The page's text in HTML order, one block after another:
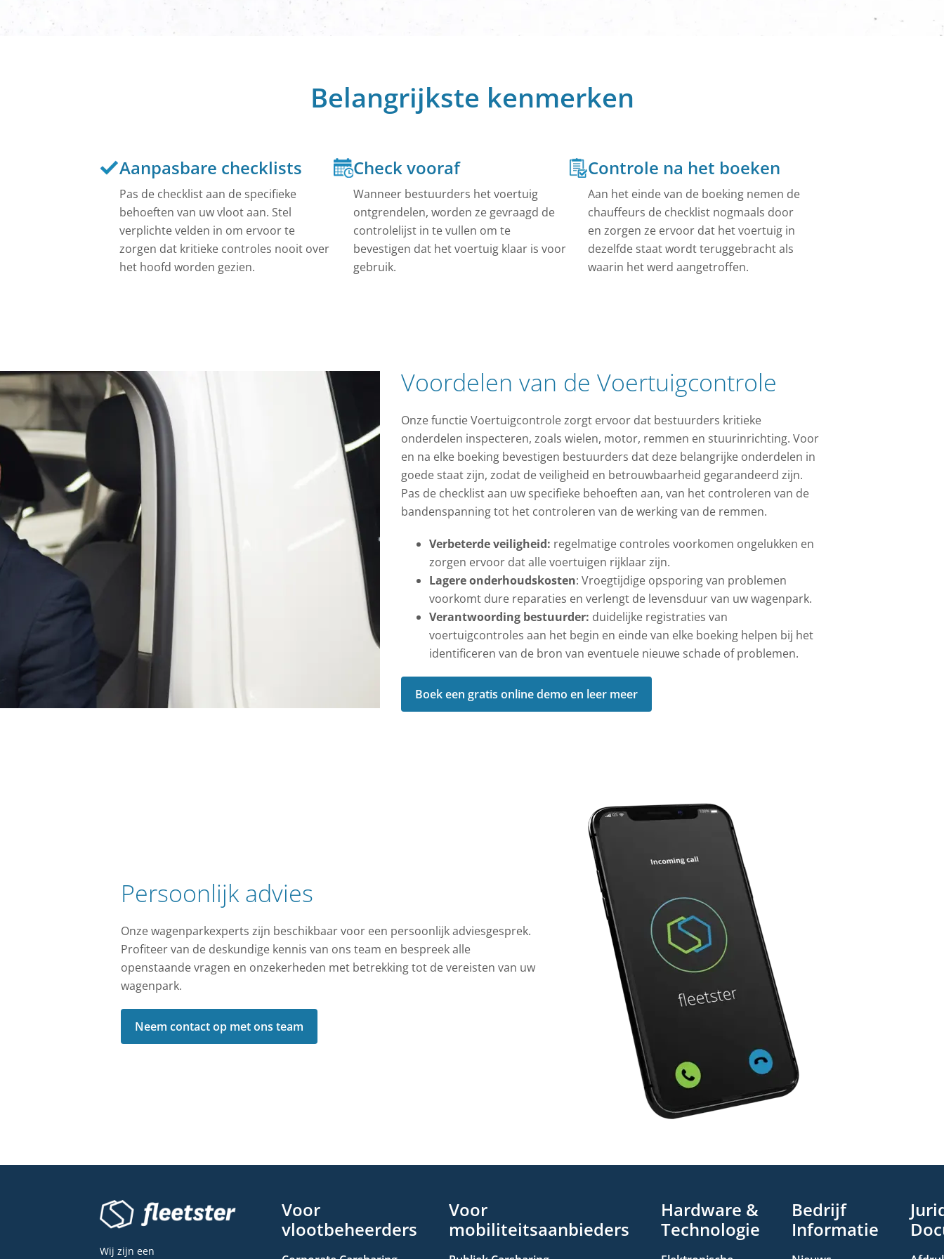
Krijg een live 360-graden overzicht van de bewegingen van uw
wagenpark.
Openbare Autodelen
Autodeelbedrijven willen geld verdienen. Wij bieden de nodige
instructies voor onze producten.
Belangrijkste kenmerken
Aanpasbare checklists
Pas de checklist aan de specifieke
behoeften van uw vloot aan. Stel
verplichte velden in om ervoor te
zorgen dat kritieke controles nooit over
het hoofd worden gezien.
Check vooraf
Wanneer bestuurders het voertuig
ontgrendelen, worden ze gevraagd de
controlelijst in te vullen om te
bevestigen dat het voertuig klaar is voor
gebruik.
Controle na het boeken
Aan het einde van de boeking nemen de
chauffeurs de checklist nogmaals door
en zorgen ze ervoor dat het voertuig in
dezelfde staat wordt teruggebracht als
waarin het werd aangetroffen.
Voordelen van de Voertuigcontrole
Onze functie Voertuigcontrole zorgt ervoor dat bestuurders kritieke
onderdelen inspecteren, zoals wielen, motor, remmen en stuurinrichting. Voor
en na elke boeking bevestigen bestuurders dat deze belangrijke onderdelen in
goede staat zijn, zodat de veiligheid en betrouwbaarheid gegarandeerd zijn.
Pas de checklist aan uw specifieke behoeften aan, van het controleren van de
bandenspanning tot het controleren van de werking van de remmen.
Verbeterde veiligheid: regelmatige controles voorkomen ongelukken en
zorgen ervoor dat alle voertuigen rijklaar zijn.
Lagere onderhoudskosten: Vroegtijdige opsporing van problemen
voorkomt dure reparaties en verlengt de levensduur van uw wagenpark.
Verantwoording bestuurder: duidelijke registraties van
voertuigcontroles aan het begin en einde van elke boeking helpen bij het
identificeren van de bron van eventuele nieuwe schade of problemen.
Boek een gratis online demo en leer meer
Persoonlijk advies
Onze wagenparkexperts zijn beschikbaar voor een persoonlijk adviesgesprek.
Profiteer van de deskundige kennis van ons team en bespreek alle
openstaande vragen en onzekerheden met betrekking tot de vereisten van uw
wagenpark.
Neem contact op met ons team
Wij zijn een
Voor
vlootbeheerders
Voor
mobiliteitsaanbieders
Hardware &
Technologie
Bedrijf
Informatie